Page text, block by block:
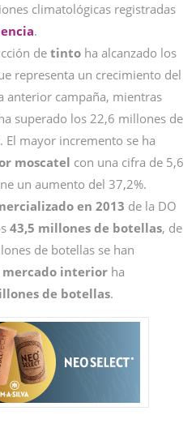
climatológicas registradas
.
de tinto ha alcanzado los
representa un crecimiento del
anterior campaña, mientras
superado los 22,6 millones de
mayor incremento se ha
moscatel con una cifra de 5,6
un aumento del 37,2%.
en 2013 de la DO
43,5 millones de botellas, de
de botellas se han
mercado interior ha
de botellas.